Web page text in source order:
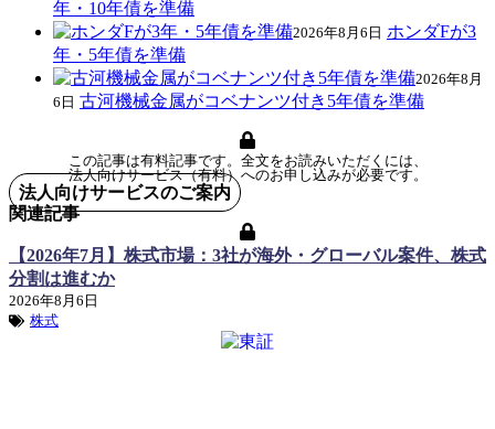
年・10年債を準備
2026年8月6日 ホンダFが3
年・5年債を準備
2026年8月
6日 古河機械金属がコベナンツ付き5年債を準備
この記事は有料記事です。全文をお読みいただくには、
法人向けサービス（有料）へのお申し込みが必要です。
法人向けサービスのご案内
関連記事
【2026年7月】株式市場：3社が海外・グローバル案件、株式
分割は進むか
2026年8月6日
株式